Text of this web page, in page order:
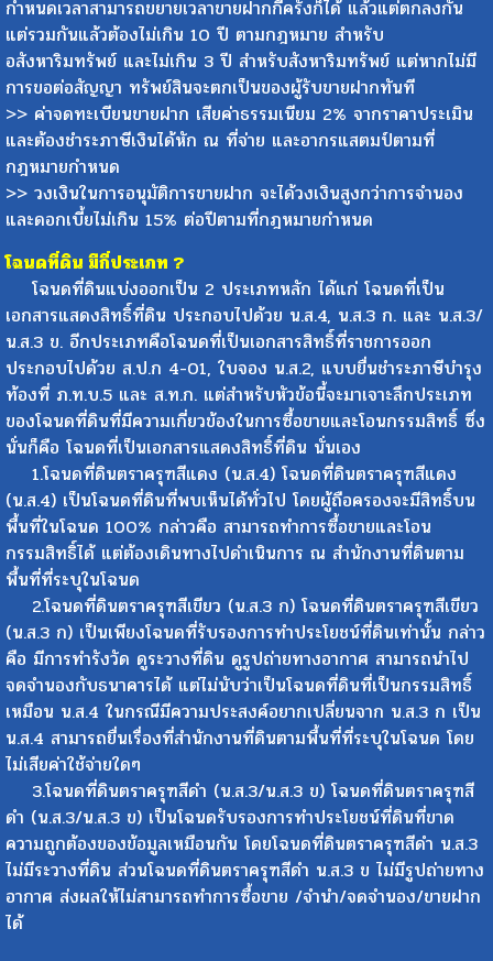
กำหนดเวลาสามารถขยายเวลาขายฝากกี่ครั้งก็ได้ แล้วแต่ตกลงกัน
แต่รวมกันแล้วต้องไม่เกิน 10 ปี ตามกฎหมาย สำหรับ
อสังหาริมทรัพย์ และไม่เกิน 3 ปี สำหรับสังหาริมทรัพย์ แต่หากไม่มี
การขอต่อสัญญา ทรัพย์สินจะตกเป็นของผู้รับขายฝากทันที
>> ค่าจดทะเบียนขายฝาก เสียค่าธรรมเนียม 2% จากราคาประเมิน
และต้องชำระภาษีเงินได้หัก ณ ที่จ่าย และอากรแสตมป์ตามที่
กฎหมายกำหนด
>> วงเงินในการอนุมัติการขายฝาก จะได้วงเงินสูงกว่าการจำนอง
และดอกเบี้ยไม่เกิน 15% ต่อปีตามที่กฎหมายกำหนด
โฉนดที่ดิน มีกี่ประเภท ?
โฉนดที่ดินแบ่งออกเป็น 2 ประเภทหลัก ได้แก่ โฉนดที่เป็น
เอกสารแสดงสิทธิ์ที่ดิน ประกอบไปด้วย น.ส.4, น.ส.3 ก. และ น.ส.3/
น.ส.3 ข. อีกประเภทคือโฉนดที่เป็นเอกสารสิทธิ์ที่ราชการออก
ประกอบไปด้วย ส.ป.ก 4-01, ใบจอง น.ส.2, แบบยื่นชำระภาษีบำรุง
ท้องที่ ภ.ท.บ.5 และ ส.ท.ก. แต่สำหรับหัวข้อนี้จะมาเจาะลึกประเภท
ของโฉนดที่ดินที่มีความเกี่ยวข้องในการซื้อขายและโอนกรรมสิทธิ์ ซึ่ง
นั่นก็คือ โฉนดที่เป็นเอกสารแสดงสิทธิ์ที่ดิน นั่นเอง
1.โฉนดที่ดินตราครุฑสีแดง (น.ส.4) โฉนดที่ดินตราครุฑสีแดง
(น.ส.4) เป็นโฉนดที่ดินที่พบเห็นได้ทั่วไป โดยผู้ถือครองจะมีสิทธิ์บน
พื้นที่ในโฉนด 100% กล่าวคือ สามารถทำการซื้อขายและโอน
กรรมสิทธิ์ได้ แต่ต้องเดินทางไปดำเนินการ ณ สำนักงานที่ดินตาม
พื้นที่ที่ระบุในโฉนด
2.โฉนดที่ดินตราครุฑสีเขียว (น.ส.3 ก) โฉนดที่ดินตราครุฑสีเขียว
(น.ส.3 ก) เป็นเพียงโฉนดที่รับรองการทำประโยชน์ที่ดินเท่านั้น กล่าว
คือ มีการทำรังวัด ดูระวางที่ดิน ดูรูปถ่ายทางอากาศ สามารถนำไป
จดจำนองกับธนาคารได้ แต่ไม่นับว่าเป็นโฉนดที่ดินที่เป็นกรรมสิทธิ์
เหมือน น.ส.4 ในกรณีมีความประสงค์อยากเปลี่ยนจาก น.ส.3 ก เป็น
น.ส.4 สามารถยื่นเรื่องที่สำนักงานที่ดินตามพื้นที่ที่ระบุในโฉนด โดย
ไม่เสียค่าใช้จ่ายใดๆ
3.โฉนดที่ดินตราครุฑสีดำ (น.ส.3/น.ส.3 ข) โฉนดที่ดินตราครุฑสี
ดำ (น.ส.3/น.ส.3 ข) เป็นโฉนดรับรองการทำประโยชน์ที่ดินที่ขาด
ความถูกต้องของข้อมูลเหมือนกัน โดยโฉนดที่ดินตราครุฑสีดำ น.ส.3
ไม่มีระวางที่ดิน ส่วนโฉนดที่ดินตราครุฑสีดำ น.ส.3 ข ไม่มีรูปถ่ายทาง
อากาศ ส่งผลให้ไม่สามารถทำการซื้อขาย /จำนำ/จดจำนอง/ขายฝาก
ได้